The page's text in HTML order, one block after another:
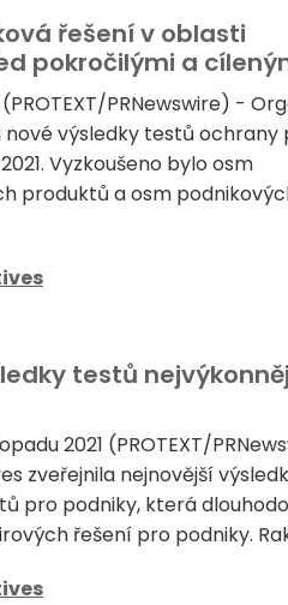
řešení v oblasti
pokročilými a
PRNewswire) -
výsledky testů ochrany
Vyzkoušeno bylo osm
produktů a osm
testů
2021 (PROTEXT/
zveřejnila nejnovější
pro podniky, která
řešení pro podniky.